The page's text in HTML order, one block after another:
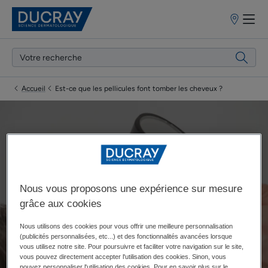
Points
vente
Accueil Est-ce que les pellicules font tomber les cheveux ?
Est-ce que les pellicules
font tomber les cheveux ?
DUCRAY
Nous vous proposons une expérience sur mesure
grâce aux cookies
Nous utilisons des cookies pour vous offrir une meilleure personnalisation
(publicités personnalisées, etc...) et des fonctionnalités avancées lorsque
vous utilisez notre site. Pour poursuivre et faciliter votre navigation sur le site,
vous pouvez directement accepter l'utilisation des cookies. Sinon, vous